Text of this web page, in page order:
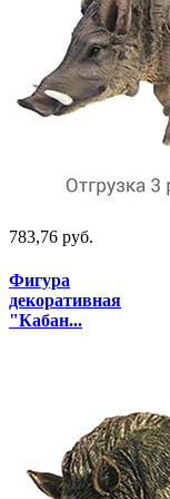
783,76 руб.
Фигура
декоративная
"Кабан...